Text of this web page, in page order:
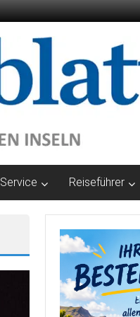
Service Reiseführer